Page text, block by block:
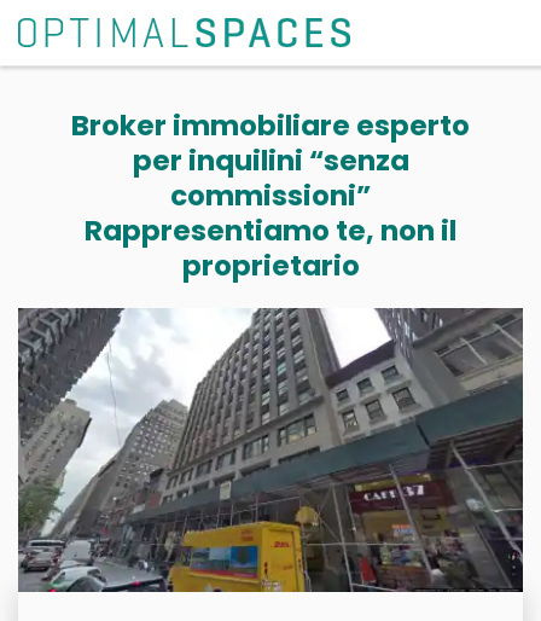
Broker immobiliare esperto
per inquilini “senza
commissioni”
Rappresentiamo te, non il
proprietario